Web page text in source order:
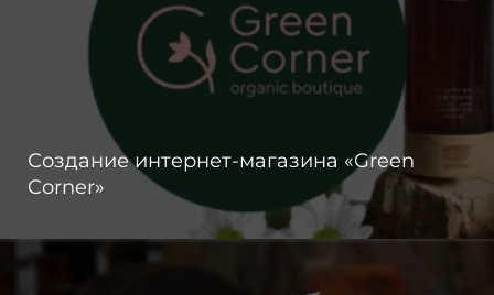
Создание интернет-магазина «Green
Corner»